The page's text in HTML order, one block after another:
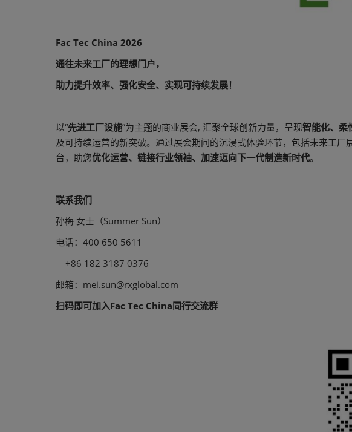
Fac Tec China 2026
通往未来工厂的理想门户，
助力提升效率、强化安全、实现可持续发展！
以“先进工厂设施”为主题的商业展会, 汇聚全球创新力量，呈现智能化、柔
及可持续运营的新突破。通过展会期间的沉浸式体验环节，包括未来工
台，助您优化运营、链接行业领袖、加速迈向下一代制造新时代。
联系我们
孙梅 女士（Summer Sun）
电话：400 650 5611
+86 182 3187 0376
邮箱：mei.sun@rxglobal.com
扫码即可加入Fac Tec China同行交流群